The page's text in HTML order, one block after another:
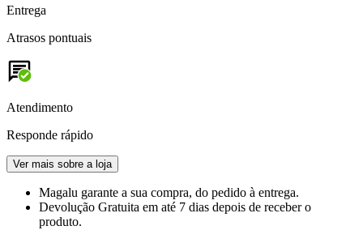
Entrega
Atrasos pontuais
Atendimento
Responde rápido
Ver mais sobre a loja
Magalu garante a sua compra, do pedido à entrega.
Devolução Gratuita em até 7 dias depois de receber o
produto.